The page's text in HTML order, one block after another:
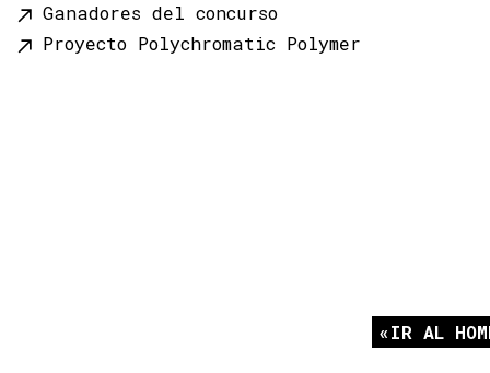
Ganadores del concurso
Proyecto Polychromatic Polymer
IR AL